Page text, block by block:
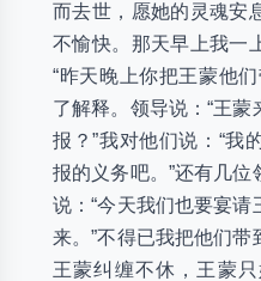
而去世，愿她的灵魂安
不愉快。那天早上我一
“昨天晚上你把王蒙他
了解释。领导说：“王
报？”我对他们说：“我
报的义务吧。”还有几
说：“今天我们也要宴
来。”不得已我把他们
王蒙纠缠不休，王蒙